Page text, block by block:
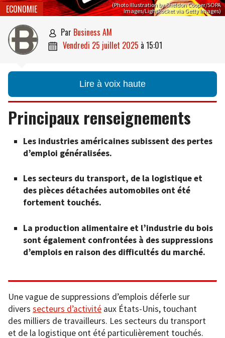
(Photo Illustration by Sheldon Cooper/SOPA
Images/LightRocket via Getty Images)
ECONOMIE
 par Business AM
 vendredi 25 juillet 2025 à 15:01
Lire à voix haute
Principaux renseignements
Les industries américaines subissent des pertes
d’emploi généralisées.
Les secteurs du transport, de la logistique et
des pièces détachées automobiles ont été
fortement touchés.
La production alimentaire et l’industrie du bois
sont également confrontées à des suppressions
d’emplois en raison des difficultés du marché.
Une vague de suppressions d’emplois déferle sur
divers secteurs d’activité aux États-Unis, touchant
des milliers de travailleurs. Les secteurs du transport
et de la logistique ont été particulièrement touchés.